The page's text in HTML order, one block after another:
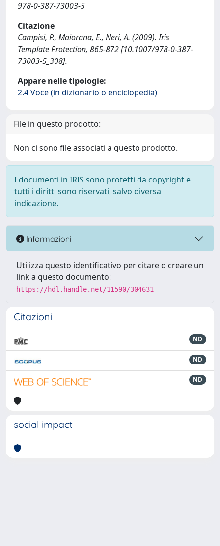
978-0-387-73003-5
Citazione
Campisi, P., Maiorana, E., Neri, A. (2009). Iris
Template Protection, 865-872 [10.1007/978-0-387-
73003-5_308].
Appare nelle tipologie:
2.4 Voce (in dizionario o enciclopedia)
File in questo prodotto:
Non ci sono file associati a questo prodotto.
I documenti in IRIS sono protetti da copyright e
tutti i diritti sono riservati, salvo diversa
indicazione.
Informazioni
Utilizza questo identificativo per citare o creare un
link a questo documento:
https://hdl.handle.net/11590/304631
Citazioni
ND
ND
ND
social impact